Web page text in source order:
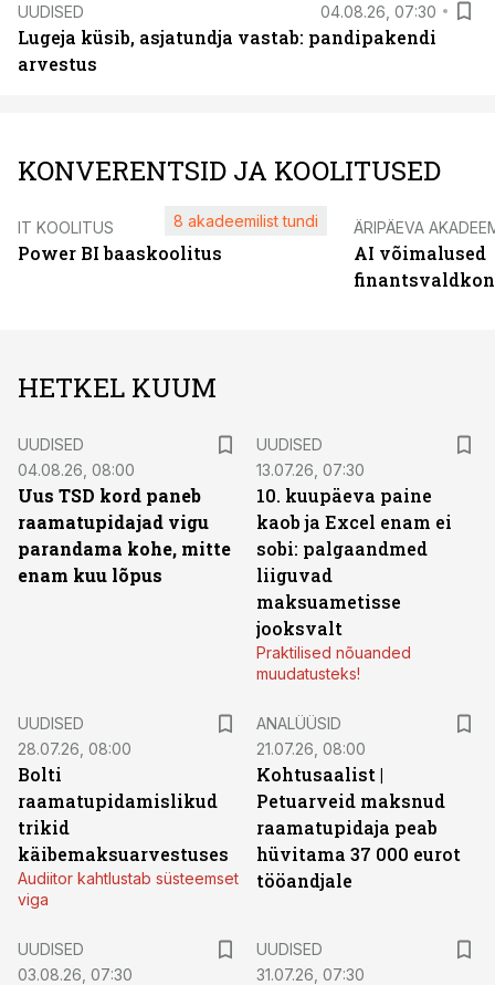
UUDISED 04.08.26, 07:30
Lugeja küsib, asjatundja vastab: pandipakendi
arvestus
KONVERENTSID JA KOOLITUSED
IT KOOLITUS
Power BI baaskoolitus
8 akadeemilist tundi ÄRIPÄEVA
AI võimalused
HETKEL KUUM
UUDISED
04.08.26, 08:00
Uus TSD kord paneb
raamatupidajad vigu
parandama kohe, mitte
enam kuu lõpus
UUDISED
13.07.26, 07:30
10. kuupäeva paine
kaob ja Excel enam ei
sobi: palgaandmed
liiguvad
maksuametisse
jooksvalt
Praktilised nõuanded
muudatusteks!
UUDISED
28.07.26, 08:00
Bolti
raamatupidamislikud
trikid
käibemaksuarvestuses
Audiitor kahtlustab süsteemset
viga
ANALÜÜSID
21.07.26, 08:00
Kohtusaalist |
Petuarveid maksnud
raamatupidaja peab
hüvitama 37 000 eurot
tööandjale
UUDISED
03.08.26, 07:30
UUDISED
31.07.26, 07:30